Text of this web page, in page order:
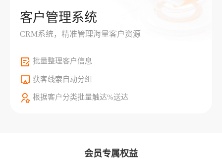
客户管理系统
CRM系统，精准管理海量客户资源
批量整理客户信息
获客线索自动分组
根据客户分类批量触达%送达
会员专属权益